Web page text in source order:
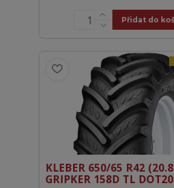
Přidat do
KLEBER 650/65 R42
GRIPKER 158D TL